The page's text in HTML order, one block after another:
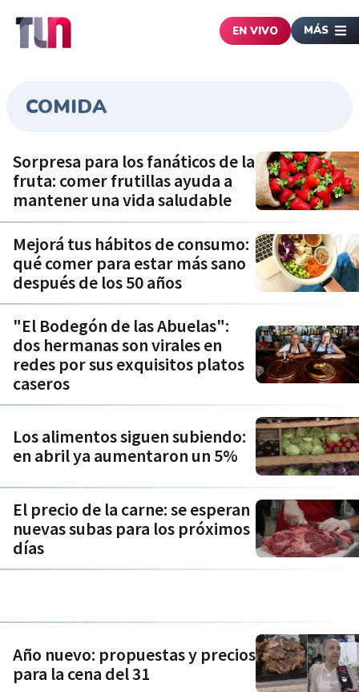
EN VIVO MÁS
COMIDA
Sorpresa para los fanáticos de la
fruta: comer frutillas ayuda a
mantener una vida saludable
Mejorá tus hábitos de consumo:
qué comer para estar más sano
después de los 50 años
"El Bodegón de las Abuelas":
dos hermanas son virales en
redes por sus exquisitos platos
caseros
Los alimentos siguen subiendo:
en abril ya aumentaron un 5%
El precio de la carne: se esperan
nuevas subas para los próximos
días
Año nuevo: propuestas y precios
para la cena del 31